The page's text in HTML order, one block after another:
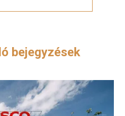
bejegyzések